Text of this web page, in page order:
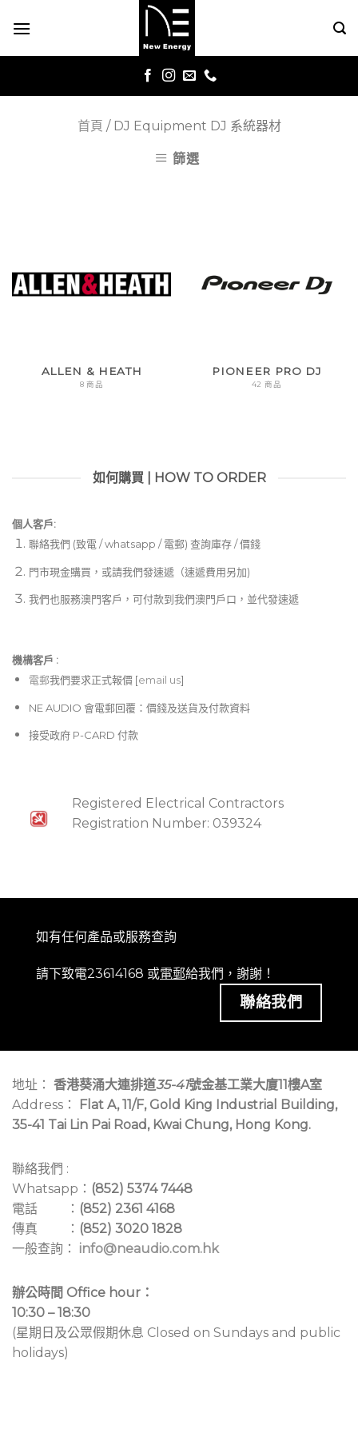
首頁 / DJ Equipment DJ 系統器材
篩選
ALLEN & HEATH
8 商品
PIONEER PRO DJ
42 商品
如何購買 | HOW TO ORDER
個人客戶:
聯絡我們 (致電 / whatsapp / 電郵) 查詢庫存 / 價錢
門市現金購買，或請我們發速遞（速遞費用另加)
我們也服務澳門客戶，可付款到我們澳門戶口，並代發速遞
機構客戶 :​
電郵我們要求正式報價 [email us]
NE AUDIO 會電郵回覆：價錢及送貨及付款資料
接受政府 P-CARD 付款
Registered Electrical Contractors
Registration Number: 039324
如有任何產品或服務查詢
請下致電23614168 或電郵給我們，謝謝！
聯絡我們
地址： 香港葵涌大連排道35-41號金基工業大廈11樓A室
Address：
Flat A, 11/F, Gold King Industrial Building,
35-41 Tai Lin Pai Road, Kwai Chung, Hong Kong.
聯絡我們 :
Whatsapp： (852) 5374 7448
電話 ： (852) 2361 4168
傳真 ： (852) 3020 1828
一般查詢： info@neaudio.com.hk
辦公時間 Office hour：
10:30 – 18:30
(星期日及公眾假期休息 Closed on Sundays and public
holidays)